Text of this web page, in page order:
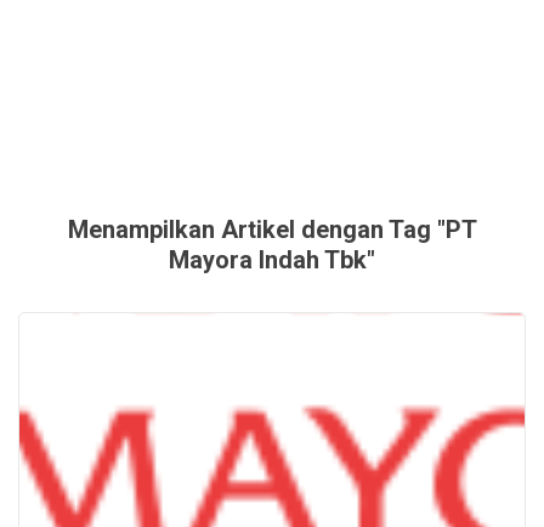
Menampilkan Artikel dengan Tag "PT
Mayora Indah Tbk"